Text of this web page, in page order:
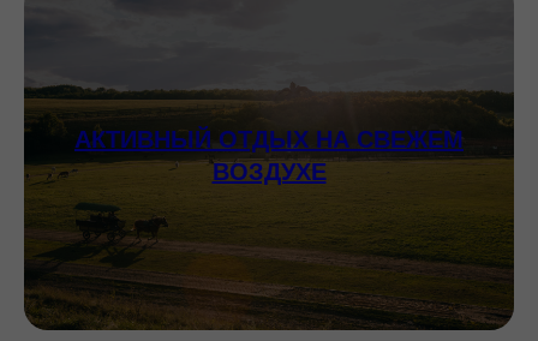
АКТИВНЫЙ ОТДЫХ НА СВЕЖЕМ
ВОЗДУХЕ